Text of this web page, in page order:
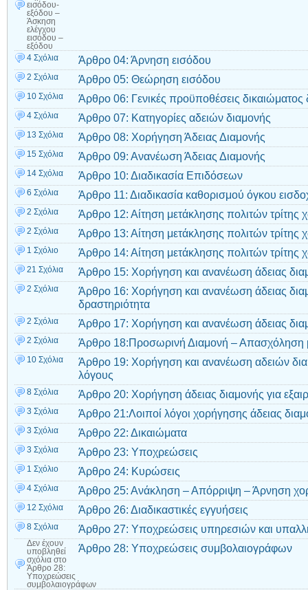
εισόδου-
εξόδου –
Άσκηση
ελέγχου
εισόδου –
εξόδου
4 Σχόλια Άρθρο 04: Άρνηση εισόδου
2 Σχόλια Άρθρο 05: Θεώρηση εισόδου
10 Σχόλια Άρθρο 06: Γενικές προϋποθέσεις δικαιώματος
4 Σχόλια Άρθρο 07: Κατηγορίες αδειών διαμονής
13 Σχόλια Άρθρο 08: Χορήγηση Άδειας Διαμονής
15 Σχόλια Άρθρο 09: Ανανέωση Άδειας Διαμονής
14 Σχόλια Άρθρο 10: Διαδικασία Επιδόσεων
6 Σχόλια Άρθρο 11: Διαδικασία καθορισμού όγκου
2 Σχόλια Άρθρο 12: Αίτηση μετάκλησης πολιτών τρίτης
2 Σχόλια Άρθρο 13: Αίτηση μετάκλησης πολιτών τρίτης
1 Σχόλιο Άρθρο 14: Αίτηση μετάκλησης πολιτών τρίτης
21 Σχόλια Άρθρο 15: Χορήγηση και ανανέωση άδειας
2 Σχόλια
Άρθρο 16: Χορήγηση και ανανέωση άδειας
δραστηριότητα
2 Σχόλια Άρθρο 17: Χορήγηση και ανανέωση άδειας
2 Σχόλια Άρθρο 18:Προσωρινή Διαμονή – Απασχόληση
10 Σχόλια
Άρθρο 19: Χορήγηση και ανανέωση αδειών
λόγους
8 Σχόλια Άρθρο 20: Χορήγηση άδειας διαμονής για
3 Σχόλια Άρθρο 21:Λοιποί λόγοι χορήγησης άδειας
3 Σχόλια Άρθρο 22: Δικαιώματα
3 Σχόλια Άρθρο 23: Υποχρεώσεις
1 Σχόλιο Άρθρο 24: Κυρώσεις
4 Σχόλια Άρθρο 25: Ανάκληση – Απόρριψη – Άρνηση
12 Σχόλια Άρθρο 26: Διαδικαστικές εγγυήσεις
8 Σχόλια Άρθρο 27: Υποχρεώσεις υπηρεσιών και
Δεν έχουν
υποβληθεί
σχόλια στο
Άρθρο 28:
Υποχρεώσεις
συμβολαιογράφων
Άρθρο 28: Υποχρεώσεις συμβολαιογράφων